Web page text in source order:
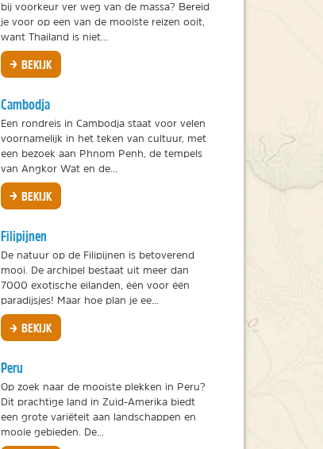
bij voorkeur ver weg van de massa? Bereid
je voor op een van de mooiste reizen ooit,
want Thailand is niet...
BEKIJK
Cambodja
Een rondreis in Cambodja staat voor velen
voornamelijk in het teken van cultuur, met
een bezoek aan Phnom Penh, de tempels
van Angkor Wat en de...
BEKIJK
Filipijnen
De natuur op de Filipijnen is betoverend
mooi. De archipel bestaat uit meer dan
7000 exotische eilanden, één voor één
paradijsjes! Maar hoe plan je ee...
BEKIJK
Peru
Op zoek naar de mooiste plekken in Peru?
Dit prachtige land in Zuid-Amerika biedt
een grote variëteit aan landschappen en
mooie gebieden. De...